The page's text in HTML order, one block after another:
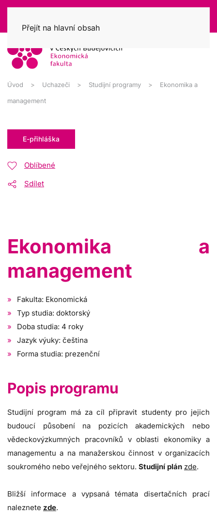
Přejít na hlavní obsah
Úvod Uchazeči Studijní programy Ekonomika a
management
E-přihláška
Oblíbené
Sdílet
Ekonomika a
management
Fakulta: Ekonomická
Typ studia: doktorský
Doba studia: 4 roky
Jazyk výuky: čeština
Forma studia: prezenční
Popis programu
Studijní program má za cíl připravit studenty pro jejich
budoucí působení na pozicích akademických nebo
vědeckovýzkumných pracovníků v oblasti ekonomiky a
managementu a na manažerskou činnost v organizacích
soukromého nebo veřejného sektoru. Studijní plán zde.
Bližší informace a vypsaná témata disertačních prací
naleznete zde.